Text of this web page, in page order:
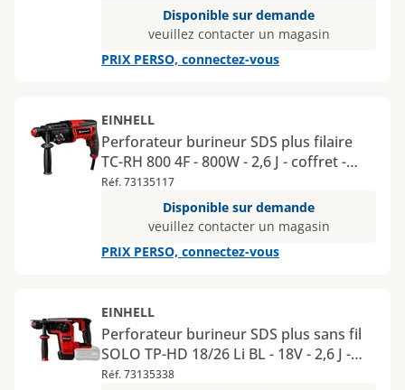
Disponible sur demande
veuillez contacter un magasin
PRIX PERSO, connectez-vous
EINHELL
Perforateur burineur SDS plus filaire
TC-RH 800 4F - 800W - 2,6 J - coffret -
MY12
Réf. 73135117
Disponible sur demande
veuillez contacter un magasin
PRIX PERSO, connectez-vous
EINHELL
Perforateur burineur SDS plus sans fil
SOLO TP-HD 18/26 Li BL - 18V - 2,6 J -
MY12
Réf. 73135338